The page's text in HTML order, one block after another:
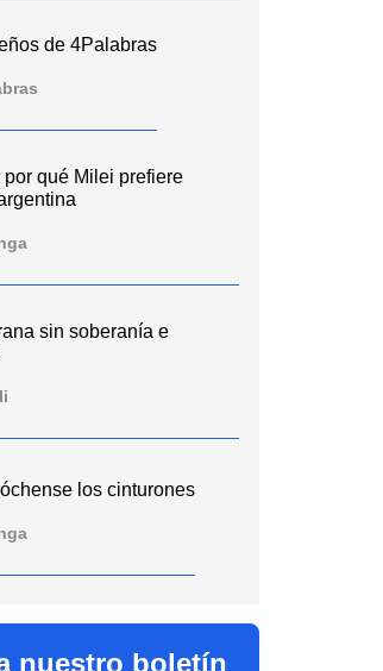
de 4Palabras
qué Milei prefiere
sin soberanía e
los cinturones
nuestro boletín